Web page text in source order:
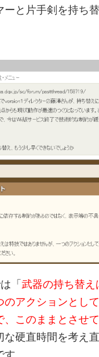
と片手剣を持ち
「 武器の持ち替え
のアクションとし
、このままとさせて
な硬直時間を考え